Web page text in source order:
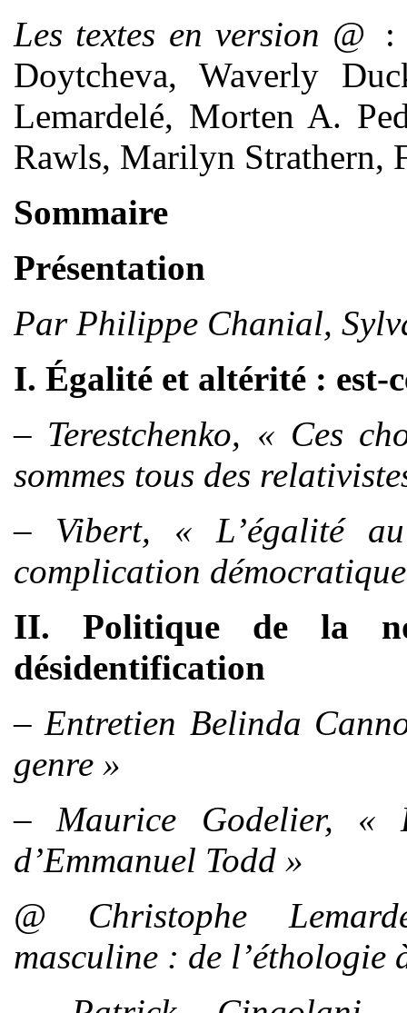
Les textes en version @
:
Doytcheva, Waverly
Lemardelé, Morten A.
Rawls, Marilyn Strathern,
Sommaire
Présentation
Par Philippe Chanial,
I. Égalité et altérité : est-
– Terestchenko, « Ces
sommes tous des
– Vibert, « L’égalité
complication
II. Politique de la
désidentification
– Entretien Belinda
genre »
– Maurice Godelier, «
d’Emmanuel Todd »
@ Christophe
masculine : de l’éthologie